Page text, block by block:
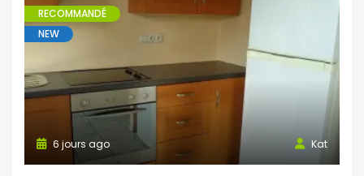
RECOMMANDÉ
NEW
Kat
6 jours ago